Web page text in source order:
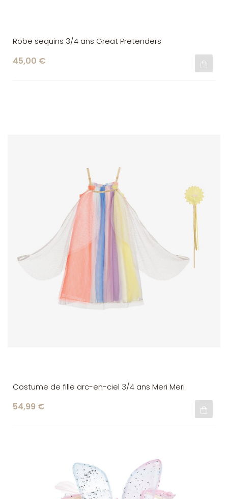
Robe sequins 3/4 ans Great Pretenders
45,00 €
Costume de fille arc-en-ciel 3/4 ans Meri Meri
54,99 €